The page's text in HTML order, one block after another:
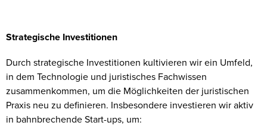
Strategische Investitionen
Durch strategische Investitionen kultivieren wir ein Umfeld,
in dem Technologie und juristisches Fachwissen
zusammenkommen, um die Möglichkeiten der juristischen
Praxis neu zu definieren. Insbesondere investieren wir aktiv
in bahnbrechende Start-ups, um: